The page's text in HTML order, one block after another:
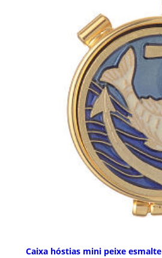
Caixa hóstias mini peixe esmalte